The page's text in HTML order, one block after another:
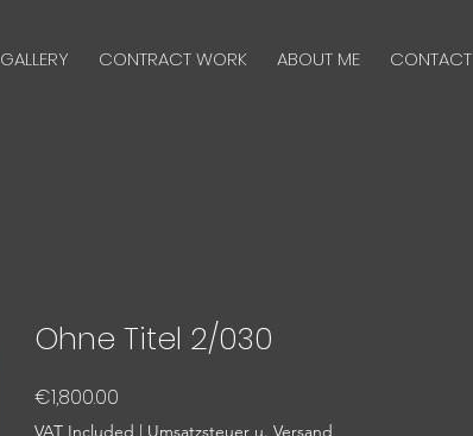
GALLERY CONTRACT WORK ABOUT ME CONTACT
Ohne Titel 2/030
€1,800.00
VAT Included | Umsatzsteuer u. Versand